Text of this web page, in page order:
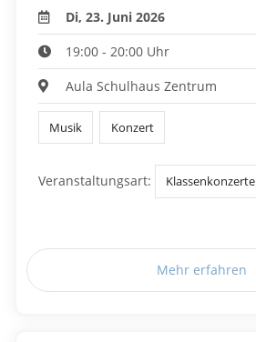
Di, 23. Juni 2026
19:00 - 20:00 Uhr
Aula Schulhaus Zentrum
Musik Konzert
Veranstaltungsart: Klassenkonzerte
Mehr erfahren